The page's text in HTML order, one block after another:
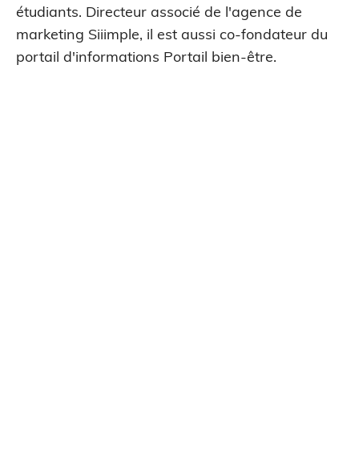
étudiants. Directeur associé de l'agence de
marketing Siiimple, il est aussi co-fondateur du
portail d'informations Portail bien-être.